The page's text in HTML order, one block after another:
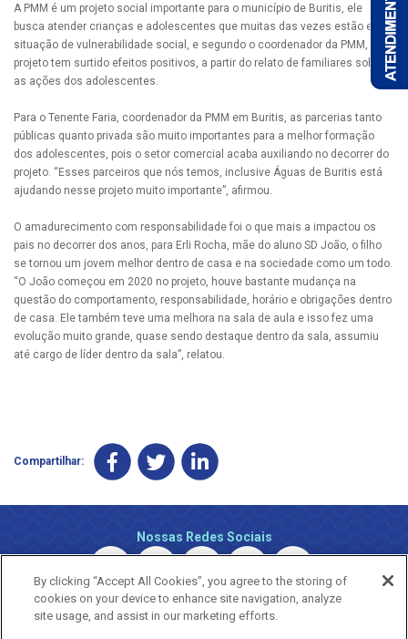
A PMM é um projeto social importante para o município de Buritis, ele
busca atender crianças e adolescentes que muitas das vezes estão em
situação de vulnerabilidade social, e segundo o coordenador da PMM, o
projeto tem surtido efeitos positivos, a partir do relato de familiares sobre
as ações dos adolescentes.
Para o Tenente Faria, coordenador da PMM em Buritis, as parcerias tanto
públicas quanto privada são muito importantes para a melhor formação
dos adolescentes, pois o setor comercial acaba auxiliando no decorrer do
projeto. “Esses parceiros que nós temos, inclusive Águas de Buritis está
ajudando nesse projeto muito importante”, afirmou.
O amadurecimento com responsabilidade foi o que mais a impactou os
pais no decorrer dos anos, para Erli Rocha, mãe do aluno SD João, o filho
se tornou um jovem melhor dentro de casa e na sociedade como um todo.
“O João começou em 2020 no projeto, houve bastante mudança na
questão do comportamento, responsabilidade, horário e obrigações dentro
de casa. Ele também teve uma melhora na sala de aula e isso fez uma
evolução muito grande, quase sendo destaque dentro da sala, assumiu
até cargo de líder dentro da sala”, relatou.
Compartilhar:
Nossas Redes Sociais
By clicking “Accept All Cookies”, you agree to the storing of
cookies on your device to enhance site navigation, analyze
site usage, and assist in our marketing efforts.